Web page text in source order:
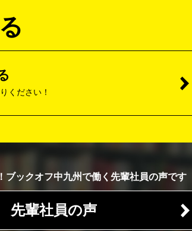
ください！
ブックオフ中九州で働く先輩社員の声です
先輩社員の声